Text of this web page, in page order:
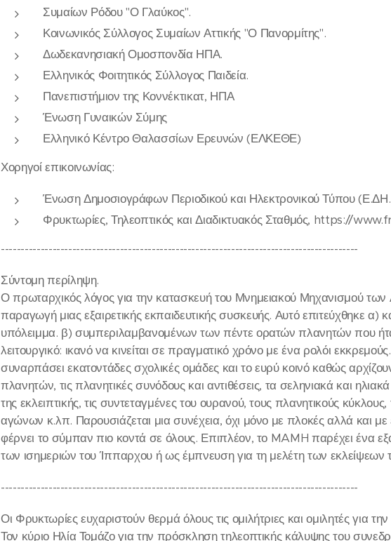
Συμαίων Ρόδου "Ο Γλαύκος".
Κοινωνικός Σύλλογος Συμαίων Αττικής "Ο Πανορμίτης".
Δωδεκανησιακή Ομοσπονδία ΗΠΑ.
Ελληνικός Φοιτητικός Σύλλογος Παιδεία.
Πανεπιστήμιον της Κοννέκτικατ, ΗΠΑ
Ένωση Γυναικών Σύμης
Ελληνικό Κέντρο Θαλασσίων Ερευνών (ΕΛΚΕΘΕ)
Χορηγοί επικοινωνίας:
Ένωση Δημοσιογράφων Περιοδικού και Ηλεκτρονικού Τύπου
Φρυκτωρίες, Τηλεοπτικός και Διαδικτυακός Σταθμός, https://
------------------------------------------------------------------------------------------
Σύντομη περίληψη.
Ο πρωταρχικός λόγος για την κατασκευή του Μνημειακού Μηχανισμού
παραγωγή μιας εξαιρετικής εκπαιδευτικής συσκευής. Αυτό επιτεύχθηκε
υπόλειμμα. β) συμπεριλαμβανομένων των πέντε ορατών πλανητών που
λειτουργικό: ικανό να κινείται σε πραγματικό χρόνο με ένα ρολόι
συναρπάσει εκατοντάδες σχολικές ομάδες και το ευρύ κοινό καθώς
πλανητών, τις πλανητικές συνόδους και αντιθέσεις, τα σεληνιακά και
της εκλειπτικής, τις συντεταγμένες του ουρανού, τους πλανητικούς
αγώνων κ.λπ. Παρουσιάζεται μια συνέχεια, όχι μόνο με πλοκές αλλά και
φέρνει το σύμπαν πιο κοντά σε όλους. Επιπλέον, το MAMH παρέχει ένα
των ισημεριών του Ίππαρχου ή ως έμπνευση για τη μελέτη των
------------------------------------------------------------------------------------------
Οι Φρυκτωρίες ευχαριστούν θερμά όλους τις ομιλήτριες και ομιλητές για
Τον κύριο Ηλία Τομάζο για την πρόσκληση τηλεοπτικής κάλυψης του